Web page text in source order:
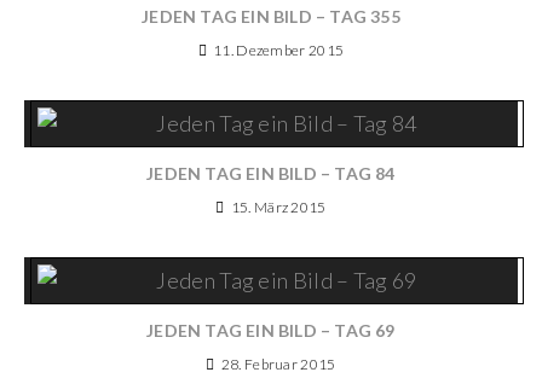
JEDEN TAG EIN BILD – TAG 355
11. Dezember 2015
JEDEN TAG EIN BILD – TAG 84
15. März 2015
JEDEN TAG EIN BILD – TAG 69
28. Februar 2015